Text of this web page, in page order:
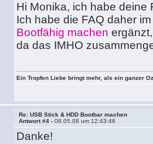
Hi Monika, ich habe deine
Ich habe die FAQ daher
Bootfähig machen ergänzt,
da das IMHO
Ein Tropfen Liebe bringt mehr, als ein ganzer
Re: USB Stick & HDD Bootbar machen
Antwort #4 -08.05.08 um 12:43:46
Danke!